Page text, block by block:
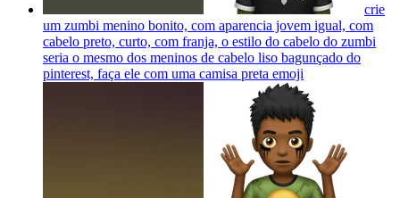
crie
um zumbi menino bonito, com aparencia jovem igual, com
cabelo preto, curto, com franja, o estilo do cabelo do zumbi
seria o mesmo dos meninos de cabelo liso bagunçado do
pinterest, faça ele com uma camisa preta emoji